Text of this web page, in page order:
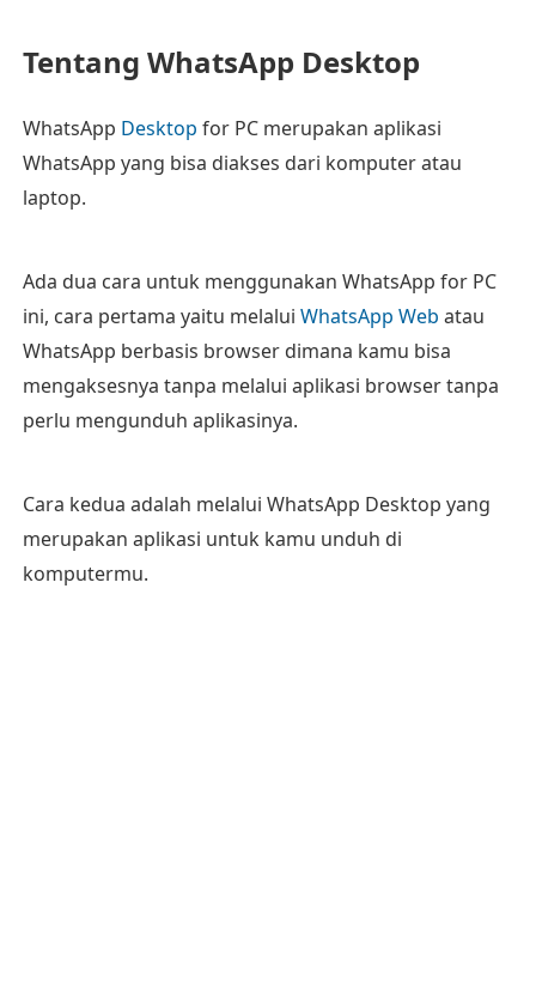
Tentang WhatsApp Desktop
WhatsApp Desktop for PC merupakan aplikasi
WhatsApp yang bisa diakses dari komputer atau
laptop.
Ada dua cara untuk menggunakan WhatsApp for PC
ini, cara pertama yaitu melalui WhatsApp Web atau
WhatsApp berbasis browser dimana kamu bisa
mengaksesnya tanpa melalui aplikasi browser tanpa
perlu mengunduh aplikasinya.
Cara kedua adalah melalui WhatsApp Desktop yang
merupakan aplikasi untuk kamu unduh di
komputermu.